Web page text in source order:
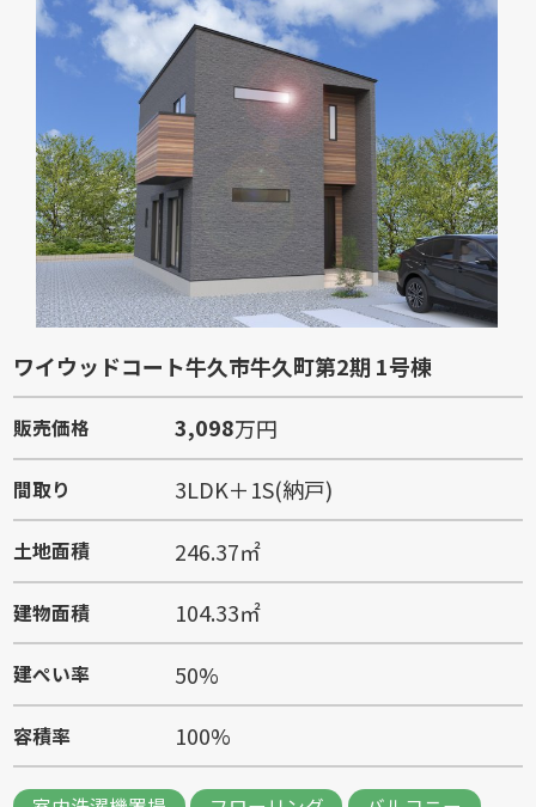
ワイウッドコート牛久市牛久町第2期 1号棟
販売価格 3,098万円
間取り 3LDK＋1S(納戸)
土地面積 246.37㎡
建物面積 104.33㎡
建ぺい率 50%
容積率 100%